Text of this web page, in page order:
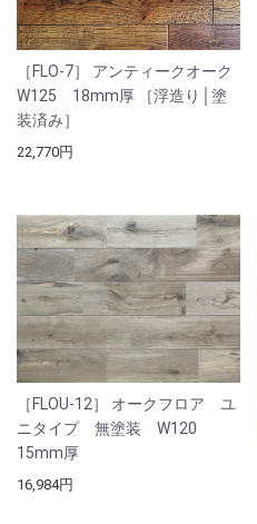
［FLO-7］ アンティークオーク
W125 18mm厚 ［浮造り│塗
装済み］
22,770円
［FLOU-12］ オークフロア ユ
ニタイプ 無塗装 W120
15mm厚
16,984円